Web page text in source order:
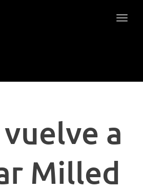
a
Milled